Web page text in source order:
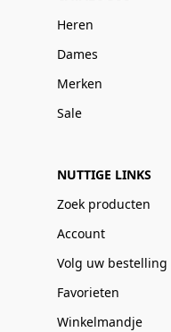
Heren
Dames
Merken
Sale
NUTTIGE LINKS
Zoek producten
Account
Volg uw bestelling
Favorieten
Winkelmandje